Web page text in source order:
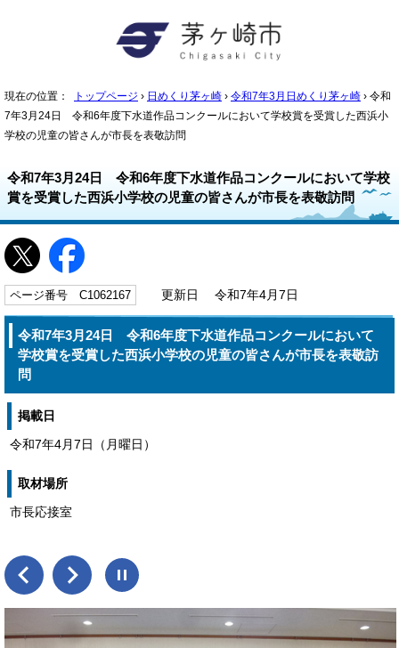
現在の位置： トップページ › 日めくり茅ヶ崎 › 令和7年3月日めくり茅ヶ崎 › 令和
7年3月24日 令和6年度下水道作品コンクールにおいて学校賞を受賞した西浜小
学校の児童の皆さんが市長を表敬訪問
令和7年3月24日 令和6年度下水道作品コンクールにおいて学校
賞を受賞した西浜小学校の児童の皆さんが市長を表敬訪問
ページ番号 C1062167 更新日 令和7年4月7日
令和7年3月24日 令和6年度下水道作品コンクールにおいて
学校賞を受賞した西浜小学校の児童の皆さんが市長を表敬訪
問
掲載日
令和7年4月7日（月曜日）
取材場所
市長応接室